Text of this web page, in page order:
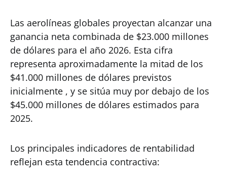
Las aerolíneas globales proyectan alcanzar una
ganancia neta combinada de $23.000 millones
de dólares para el año 2026. Esta cifra
representa aproximadamente la mitad de los
$41.000 millones de dólares previstos
inicialmente , y se sitúa muy por debajo de los
$45.000 millones de dólares estimados para
2025.
Los principales indicadores de rentabilidad
reflejan esta tendencia contractiva: